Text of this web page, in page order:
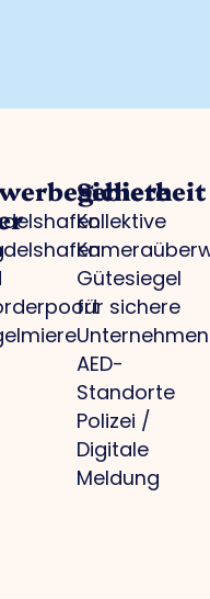
Sicherheit
Kollektive
Gütesiegel
für sichere
Unternehmen
AED-
Standorte
Polizei /
Digitale
Meldung